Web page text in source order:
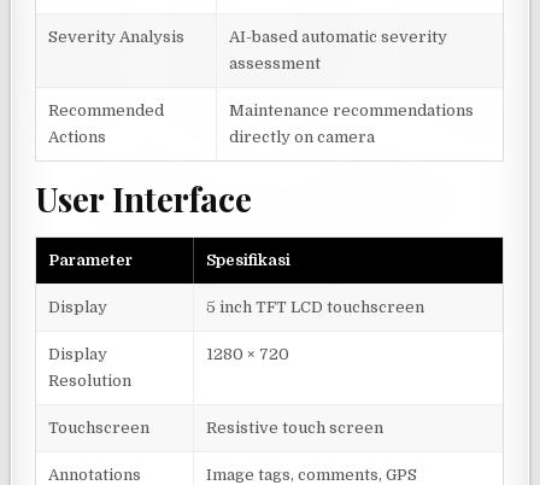
Severity Analysis
AI-based automatic severity
assessment
Recommended
Actions
Maintenance recommendations
directly on camera
User Interface
Parameter Spesifikasi
Display 5 inch TFT LCD touchscreen
Display
Resolution
1280 × 720
Touchscreen Resistive touch screen
Annotations
Image tags, comments, GPS